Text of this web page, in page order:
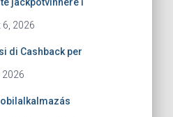
2026
di Cashback per
2026